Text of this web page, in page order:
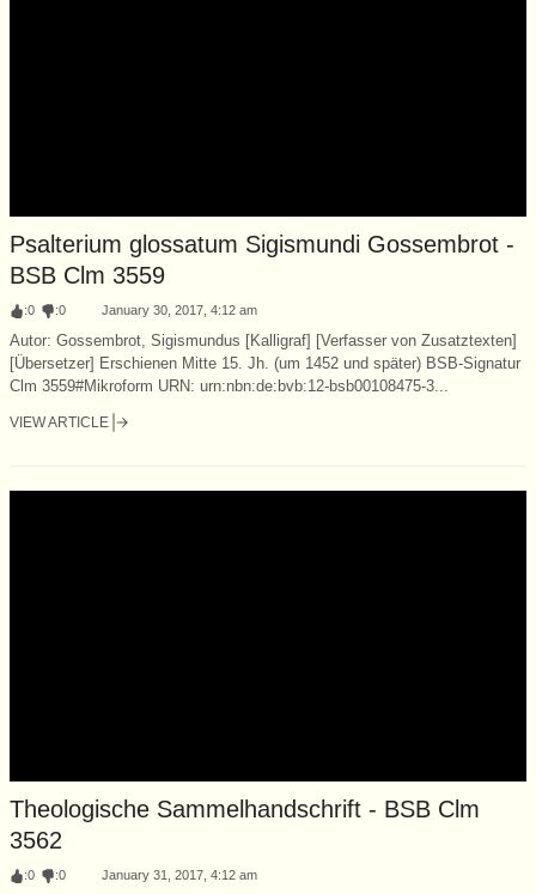
Psalterium glossatum Sigismundi Gossembrot -
BSB Clm 3559
:0 :0 January 30, 2017, 4:12 am
Autor: Gossembrot, Sigismundus [Kalligraf] [Verfasser von Zusatztexten]
[Übersetzer] Erschienen Mitte 15. Jh. (um 1452 und später) BSB-Signatur
Clm 3559#Mikroform URN: urn:nbn:de:bvb:12-bsb00108475-3...
VIEW ARTICLE
Theologische Sammelhandschrift - BSB Clm
3562
:0 :0 January 31, 2017, 4:12 am